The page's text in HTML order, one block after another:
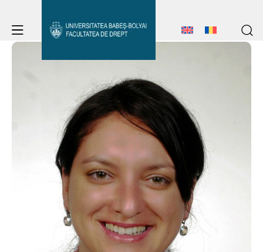
Student Notice Board
Admission
Erasmus & International
Student Notice Board
Studies
Admission
Erasmus & International
About Faculty